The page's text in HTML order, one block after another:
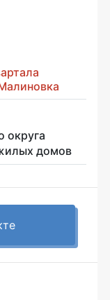
округа
домов